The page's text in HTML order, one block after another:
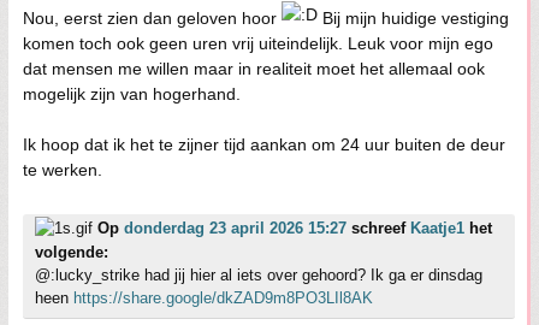
Nou, eerst zien dan geloven hoor
Bij mijn huidige vestiging
komen toch ook geen uren vrij uiteindelijk. Leuk voor mijn ego
dat mensen me willen maar in realiteit moet het allemaal ook
mogelijk zijn van hogerhand.
Ik hoop dat ik het te zijner tijd aankan om 24 uur buiten de deur
te werken.
Op donderdag 23 april 2026 15:27 schreef Kaatje1 het
volgende:
@:lucky_strike had jij hier al iets over gehoord? Ik ga er dinsdag
heen https://share.google/dkZAD9m8PO3LIl8AK